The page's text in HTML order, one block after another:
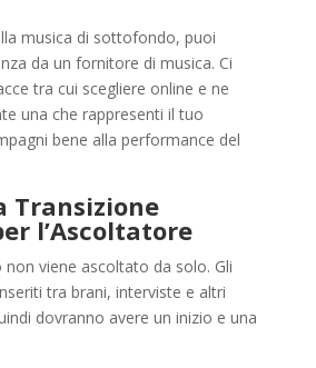
musica di sottofondo, puoi
da un fornitore di musica. Ci
tra cui scegliere online e ne
una che rappresenti il ​​tuo
bene alla performance del
Transizione
l’Ascoltatore
non viene ascoltato da solo. Gli
tra brani, interviste e altri
dovranno avere un inizio e una